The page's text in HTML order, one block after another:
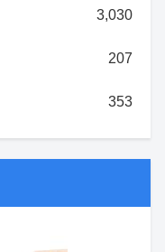
3,030
207
353